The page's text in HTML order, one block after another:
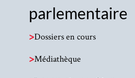
parlementaire
>Dossiers en cours
>Médiathèque